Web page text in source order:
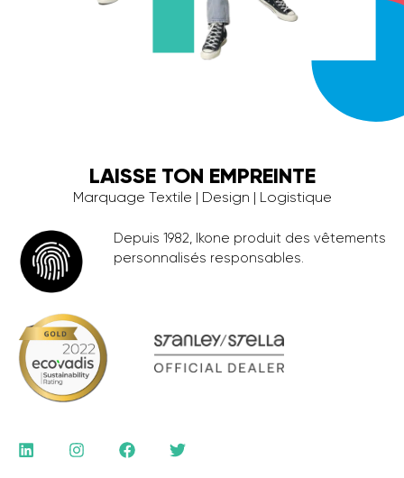
LAISSE TON EMPREINTE
Marquage Textile | Design | Logistique
Depuis 1982, Ikone produit des vêtements
personnalisés responsables.